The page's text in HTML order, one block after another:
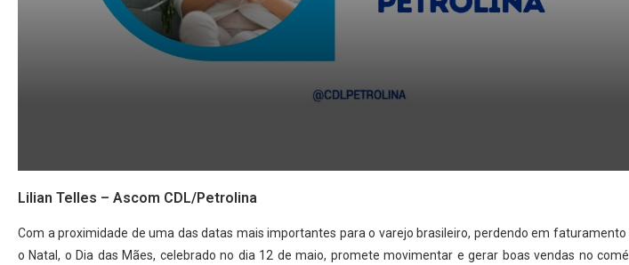
Lilian Telles – Ascom CDL/Petrolina
Com a proximidade de uma das datas mais importantes para o varejo brasileiro, perdendo em faturamento
o Natal, o Dia das Mães, celebrado no dia 12 de maio, promete movimentar e gerar boas vendas no